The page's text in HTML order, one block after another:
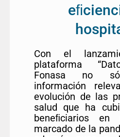
Con el
plataforma
Fonasa no
información
evolución de las
salud que ha
beneﬁciarios en
marcado de la